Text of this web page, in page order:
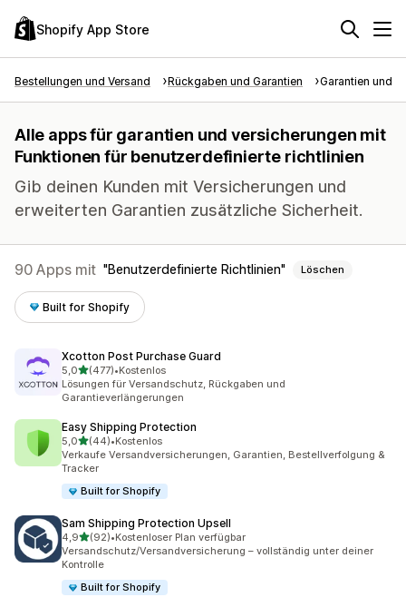
Shopify App Store
Bestellungen und Versand Rückgaben und Garantien Garantien und
Alle apps für garantien und versicherungen mit
Funktionen für benutzerdefinierte richtlinien
Gib deinen Kunden mit Versicherungen und
erweiterten Garantien zusätzliche Sicherheit.
90 Apps mit Benutzerdefinierte Richtlinien Löschen
Built for Shopify
Xcotton Post Purchase Guard
5,0von 5 Sternen
(477)
477 Rezensionen insgesamt
•Kostenlos
Lösungen für Versandschutz, Rückgaben und
Garantieverlängerungen
Easy Shipping Protection
5,0von 5 Sternen
(44)
44 Rezensionen insgesamt
•Kostenlos
Verkaufe Versandversicherungen, Garantien, Bestellverfolgung &
Tracker
Built for Shopify
Sam Shipping Protection Upsell
4,9von 5 Sternen
(92)
92 Rezensionen insgesamt
•Kostenloser Plan verfügbar
Versandschutz/Versandversicherung – vollständig unter deiner
Kontrolle
Built for Shopify